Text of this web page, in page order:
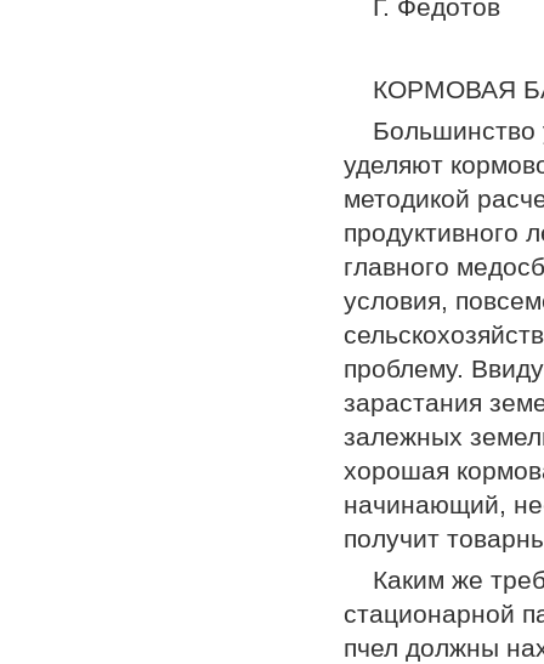
Г. Федотов
КОРМОВАЯ
Большинство
уделяют
методикой
продук­тивного
главного
условия,
проблему.
зарастания
залежных
хорошая
начинающий,
получит
Каким же
стационарной
пчел должны